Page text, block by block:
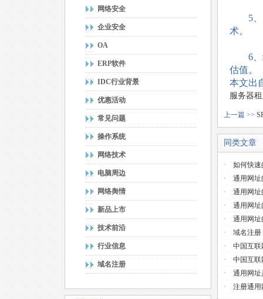
网络安全
企业安全
OA
ERP软件
IDC行业背景
优惠活动
常见问题
操作系统
网络技术
电脑周边
网络舆情
新品上市
技术前沿
行业信息
域名注册
5、国
术。
6、纳
估值。
本文出
服务器
上一篇 >>
同类文章
· 如何快速
· 通用网址
· 通用网
· 通用网
· 通用网址
· 域名注册
· 中国互联
· 中国互联
· 通用网址
· 注册通用